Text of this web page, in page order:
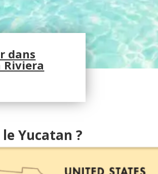
dans
Riviera
Yucatan ?